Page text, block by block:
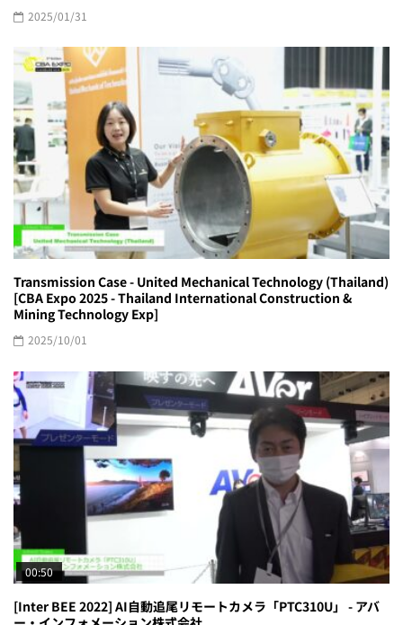
2025/01/31
Transmission Case - United Mechanical Technology (Thailand)
[CBA Expo 2025 - Thailand International Construction &
Mining Technology Exp]
2025/10/01
00:50
[Inter BEE 2022] AI自動追尾リモートカメラ「PTC310U」 - アバ